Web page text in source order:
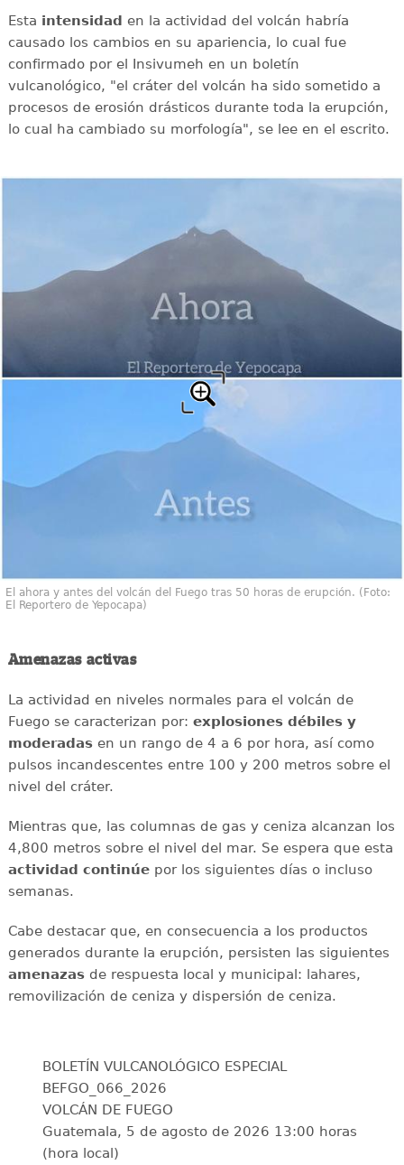
Esta intensidad en la actividad del volcán habría
causado los cambios en su apariencia, lo cual fue
confirmado por el Insivumeh en un boletín
vulcanológico, "el cráter del volcán ha sido sometido a
procesos de erosión drásticos durante toda la erupción,
lo cual ha cambiado su morfología", se lee en el escrito.
El ahora y antes del volcán del Fuego tras 50 horas de erupción. (Foto:
El Reportero de Yepocapa)
Amenazas activas
La actividad en niveles normales para el volcán de
Fuego se caracterizan por: explosiones débiles y
moderadasen un rango de 4 a 6 por hora, así como
pulsos incandescentes entre 100 y 200 metros sobre el
nivel del cráter.
Mientras que, las columnas de gas y ceniza alcanzan los
4,800 metros sobre el nivel del mar. Se espera que esta
actividad continúepor los siguientes días o incluso
semanas.
Cabe destacar que, en consecuencia a los productos
generados durante la erupción, persisten las siguientes
amenazasde respuesta local y municipal: lahares,
removilización de ceniza y dispersión de ceniza.
BOLETÍN VULCANOLÓGICO ESPECIAL
BEFGO_066_2026
VOLCÁN DE FUEGO
Guatemala, 5 de agosto de 2026 13:00 horas
(hora local)